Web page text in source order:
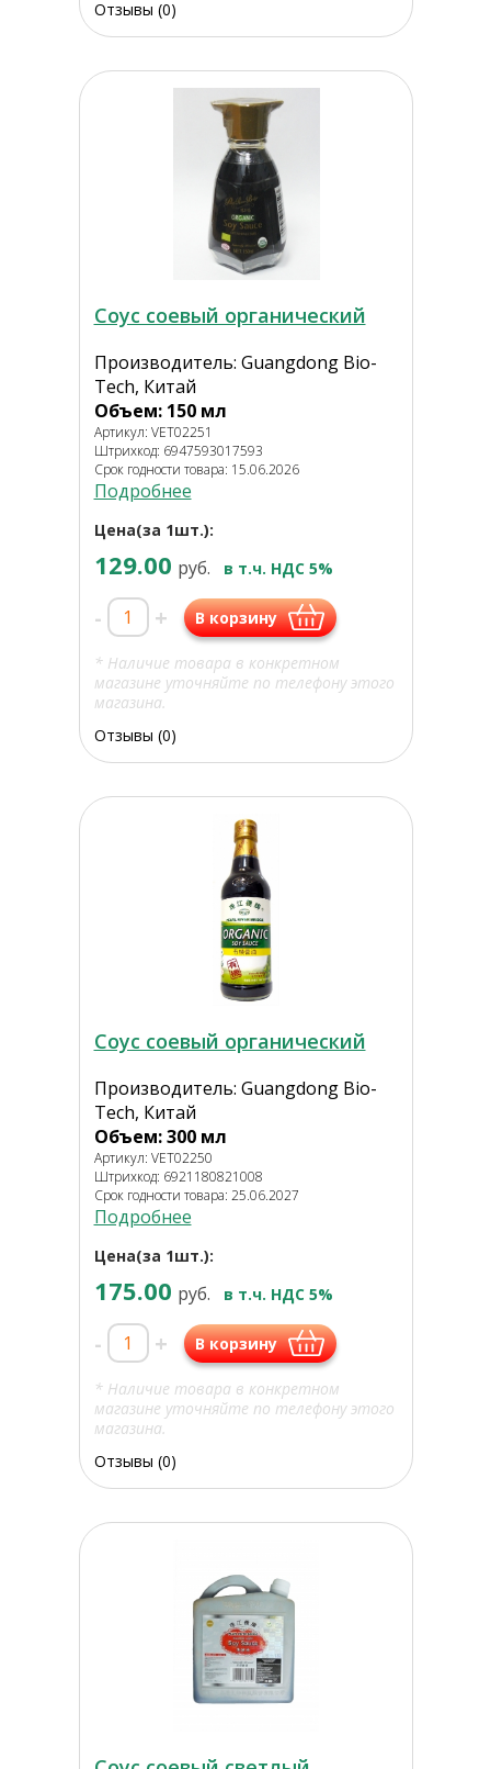
Отзывы (0)
Соус соевый органический
Производитель: Guangdong Bio-
Tech, Китай
Объем: 150 мл
Артикул: VET02251
Штрихкод: 6947593017593
Срок годности товара: 15.06.2026
Подробнее
Цена(за 1шт.):
129.00 руб. в т.ч. НДС 5%
- + В корзину
* Наличие товара в конкретном
магазине уточняйте по телефону этого
магазина.
Отзывы (0)
Соус соевый органический
Производитель: Guangdong Bio-
Tech, Китай
Объем: 300 мл
Артикул: VET02250
Штрихкод: 6921180821008
Срок годности товара: 25.06.2027
Подробнее
Цена(за 1шт.):
175.00 руб. в т.ч. НДС 5%
- + В корзину
* Наличие товара в конкретном
магазине уточняйте по телефону этого
магазина.
Отзывы (0)